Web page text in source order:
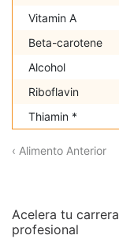
Vitamin A
Beta-carotene
Alcohol
Riboflavin
Thiamin *
‹ Alimento Anterior
Acelera tu carrera
profesional